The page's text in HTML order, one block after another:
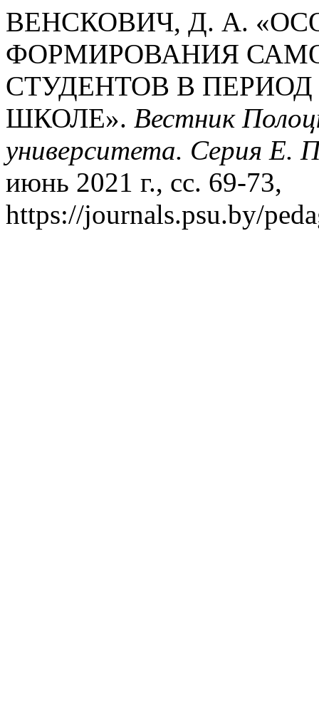
ВЕНСКОВИЧ, Д. А.
ФОРМИРОВАНИЯ
СТУДЕНТОВ В
ШКОЛЕ». Вестник
университета. Серия E.
июнь 2021 г., сс. 69-73,
https://journals.psu.by/